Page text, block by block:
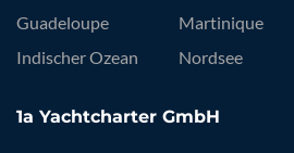
Guadeloupe
Indischer Ozean
Martinique
Nordsee
1a Yachtcharter GmbH